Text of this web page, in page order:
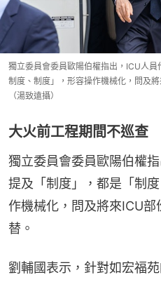
獨立委員會委員歐陽伯權指出，ICU人
制度、制度」，形容操作機械化，問及
（湯致遠攝）
大火前工程期間不巡查
獨立委員會委員歐陽伯權
提及「制度」，都是「制
作機械化，問及將來ICU
替。
劉輔國表示，針對如宏福